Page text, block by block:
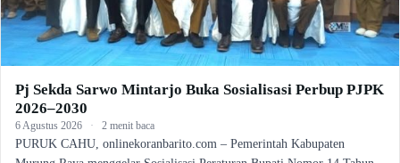
Pj Sekda Sarwo Mintarjo Buka Sosialisasi Perbup PJPK
2026–2030
6 Agustus 2026 · 2 menit baca
PURUK CAHU, onlinekoranbarito.com – Pemerintah Kabupaten